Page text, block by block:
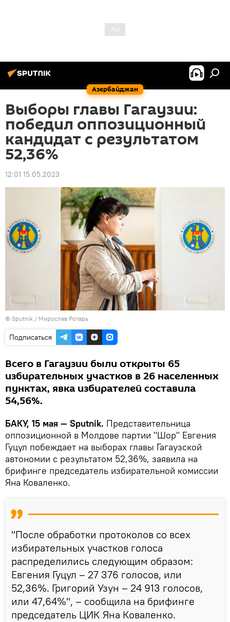
Азербайджан
Выборы главы Гагаузии:
победил оппозиционный
кандидат с результатом
52,36%
12:01 15.05.2023
© Sputnik / Мирослав Ротарь
Подписаться
Всего в Гагаузии были открыты 65
избирательных участков в 26 населенных
пунктах, явка избирателей составила
54,56%.
БАКУ, 15 мая — Sputnik. Представительница
оппозиционной в Молдове партии "Шор" Евгения
Гуцул побеждает на выборах главы Гагаузской
автономии с результатом 52,36%, заявила на
брифинге председатель избирательной комиссии
Яна Коваленко.
"После обработки протоколов со всех
избирательных участков голоса
распределились следующим образом:
Евгения Гуцул – 27 376 голосов, или
52,36%. Григорий Узун – 24 913 голосов,
или 47,64%", – сообщила на брифинге
председатель ЦИК Яна Коваленко.